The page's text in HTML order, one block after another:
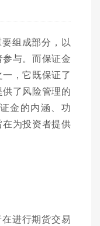
组成部分，以
与。而保证金
，它既保证了
了风险管理的
金的内涵、功
为投资者提供
进行期货交易